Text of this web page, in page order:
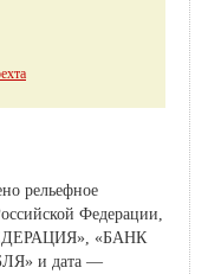
рельефное
Федерации,
«БАНК
и дата —